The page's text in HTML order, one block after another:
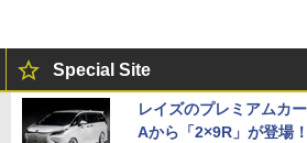
Special Site
レイズのプレミアムカ
Aから「2×9R」が登場！